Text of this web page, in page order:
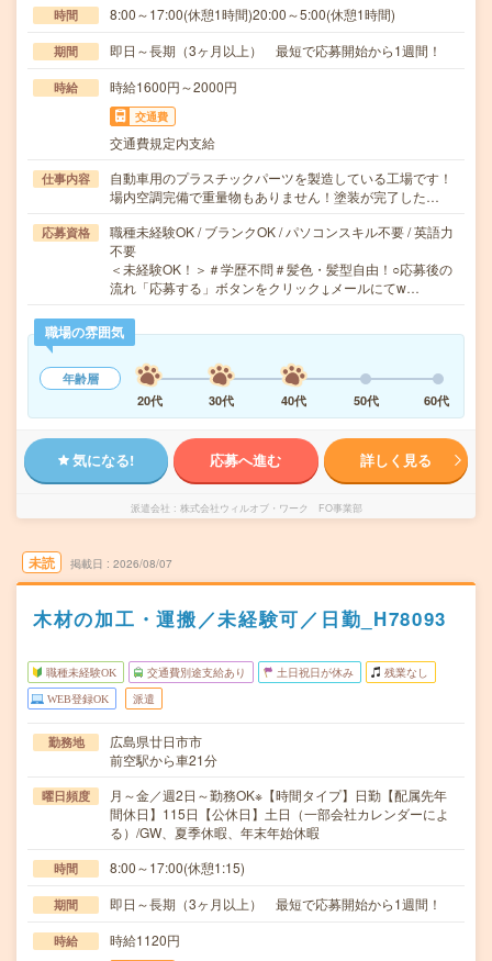
時間 8:00～17:00(休憩1時間)20:00～5:00(休憩1時間)
期間 即日～長期（3ヶ月以上） 最短で応募開始から1週間！
時給 時給1600円～2000円
交通費
交通費規定内支給
仕事内容
自動車用のプラスチックパーツを製造している工場です！
場内空調完備で重量物もありません！塗装が完了した…
応募資格
職種未経験OK / ブランクOK / パソコンスキル不要 / 英語力
不要
＜未経験OK！＞＃学歴不問＃髪色・髪型自由！○応募後の
流れ「応募する」ボタンをクリック↓メールにてw…
職場の雰囲気
年齢層
20代
30代 40代 50代 60代
気になる! 応募へ進む 詳しく見る
派遣会社 株式会社ウィルオブ・ワーク FO事業部
未読 掲載日 2026/08/07
木材の加工・運搬／未経験可／日勤_H78093
職種未経験OK 交通費別途支給あり 土日祝日が休み 残業なし
WEB登録OK 派遣
勤務地
広島県廿日市市
前空駅から車21分
曜日頻度
月～金／週2日～勤務OK※【時間タイプ】日勤【配属先年
間休日】115日【公休日】土日（一部会社カレンダーによ
る）/GW、夏季休暇、年末年始休暇
時間 8:00～17:00(休憩1:15)
期間 即日～長期（3ヶ月以上） 最短で応募開始から1週間！
時給 時給1120円